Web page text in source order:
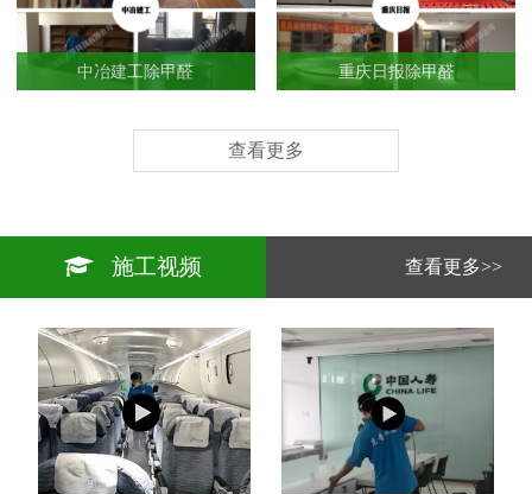
中冶建工除甲醛 重庆日报除甲醛
查看更多
查看更多>>
施工视频